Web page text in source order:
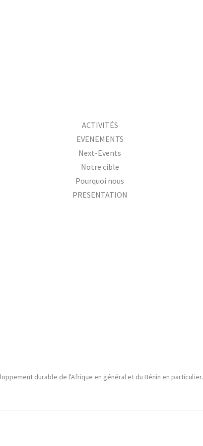
ACTIVITÉS
EVENEMENTS
Next-Events
Notre cible
Pourquoi nous
PRESENTATION
durable de l'Afrique en général et du Bénin en particulier.